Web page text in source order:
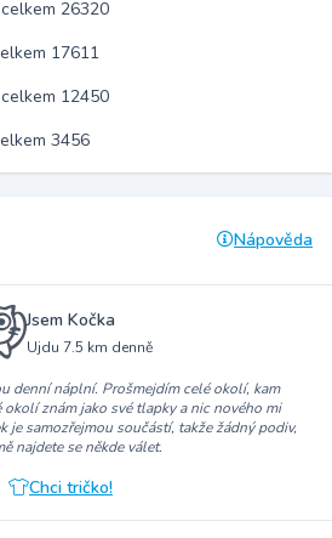
26320
17611
12450
3456
Nápověda
Jsem Kočka
Ujdu 7.5 km denně
denní náplní. Prošmejdím celé okolí, kam
znám jako své tlapky a nic nového mi
je samozřejmou součástí, takže žádný podiv,
najdete se někde válet.
Chci tričko!